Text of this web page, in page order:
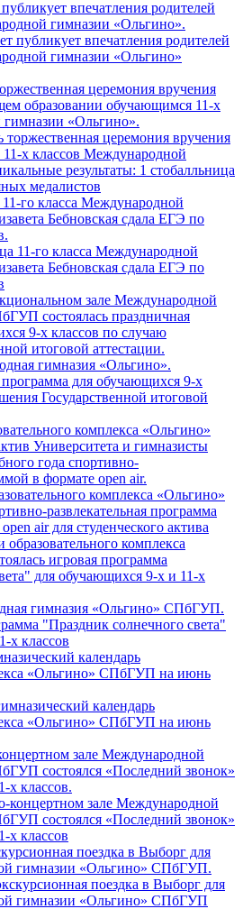
публикует впечатления родителей
гимназии «Ольгино»
торжественная церемония вручения
11-х классов Международной
результаты: 1 стобалльница
медалистов
11-го класса Международной
Бебновская сдала ЕГЭ по
гимназия «Ольгино».
программа для обучающихся 9-х
Государственной итоговой
комплекса «Ольгино»
развлекательная программа
air для студенческого актива
гимназия «Ольгино» СПбГУП.
"Праздник солнечного света"
х классов
календарь
«Ольгино» СПбГУП на июнь
концертном зале Международной
состоялся «Последний звонок»
х классов
поездка в Выборг для
гимназии «Ольгино» СПбГУП